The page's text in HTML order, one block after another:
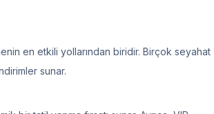
en etkili yollarından biridir. Birçok seyahat
sunar.